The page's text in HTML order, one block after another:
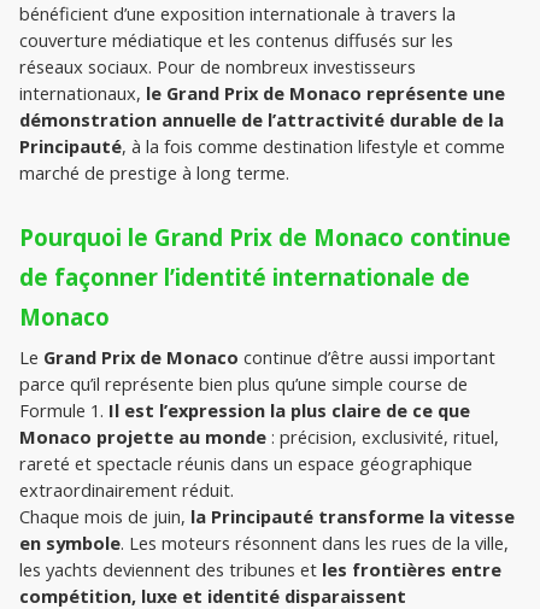
bénéficient d’une exposition internationale à travers la
couverture médiatique et les contenus diffusés sur les
réseaux sociaux. Pour de nombreux investisseurs
internationaux, le Grand Prix de Monaco représente une
démonstration annuelle de l’attractivité durable de la
Principauté, à la fois comme destination lifestyle et comme
marché de prestige à long terme.
Pourquoi le Grand Prix de Monaco continue
de façonner l’identité internationale de
Monaco
Le Grand Prix de Monaco continue d’être aussi important
parce qu’il représente bien plus qu’une simple course de
Formule 1. Il est l’expression la plus claire de ce que
Monaco projette au monde : précision, exclusivité, rituel,
rareté et spectacle réunis dans un espace géographique
extraordinairement réduit.
Chaque mois de juin, la Principauté transforme la vitesse
en symbole. Les moteurs résonnent dans les rues de la ville,
les yachts deviennent des tribunes et les frontières entre
compétition, luxe et identité disparaissent